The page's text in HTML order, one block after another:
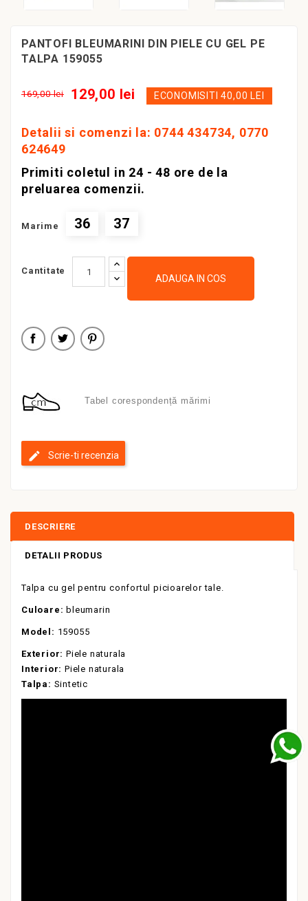
PANTOFI BLEUMARINI DIN PIELE CU GEL PE
TALPA 159055
169,00 lei 129,00 lei ECONOMISITI 40,00 LEI
Detalii si comenzi la: 0744 434734, 0770
624649
Primiti coletul in 24 - 48 ore de la
preluarea comenzii.
Marime 36 37
Cantitate
ADAUGA IN COS
Tabel corespondență mărimi
Scrie-ti recenzia
DESCRIERE
DETALII PRODUS
Talpa cu gel pentru confortul picioarelor tale.
Culoare:bleumarin
Model: 159055
Exterior: Piele naturala
Interior: Piele naturala
Talpa: Sintetic